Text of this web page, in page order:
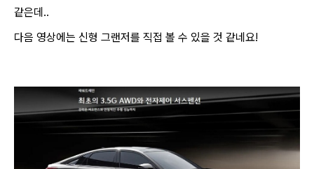
같은데..
다음 영상에는 신형 그랜저를 직접 볼 수 있을 것 같네요!